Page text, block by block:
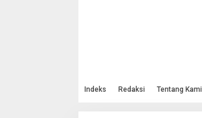
Indeks Redaksi Tentang Kami